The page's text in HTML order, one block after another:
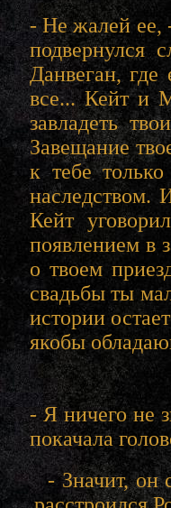
- Не жалей ее,
подвернулся
Данвеган,
все... Кейт и
завладеть
Завещание
к тебе
наследством.
Кейт
появлением в
о твоем
свадьбы ты
истории
якобы
- Я ничего не
покачала
- Значит, он